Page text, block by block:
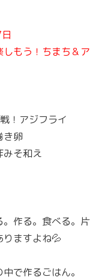
しもう！ちまち＆
！アジフライ
き卵
そ和え
作る。食べる。片
ますよね💦
で作るごはん。